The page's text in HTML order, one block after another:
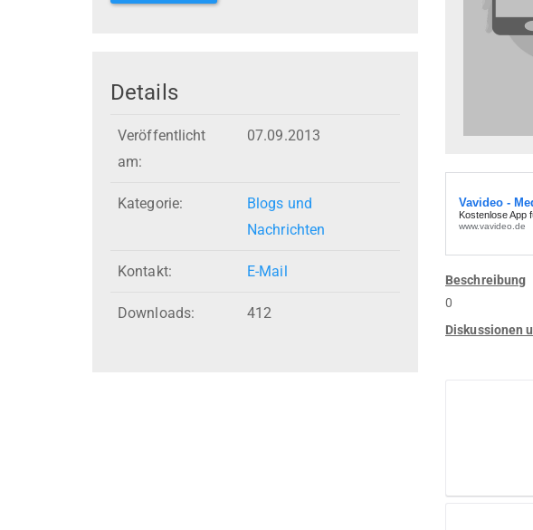
Details
Veröffentlicht
am:
07.09.2013
Kategorie:
Blogs und
Nachrichten
Kontakt: E-Mail
Downloads: 412
Beschreibung
0
Diskussionen